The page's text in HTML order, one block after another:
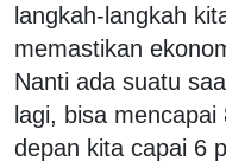
langkah-langkah
memastikan
Nanti ada suatu
lagi, bisa
depan kita capai 6